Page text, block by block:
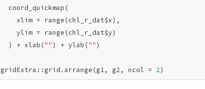
  coord_quickmap(
    xlim = range(chl_r_dat$x),
    ylim = range(chl_r_dat$y)
  ) + xlab(
"") + ylab("")
gridExtra::grid.arrange(g1, g2, ncol = 2)